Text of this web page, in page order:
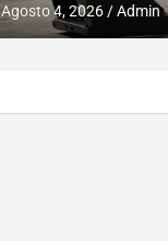
Agosto 4, 2026 Admin